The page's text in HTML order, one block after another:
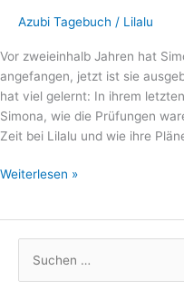
Azubi Tagebuch / Lilalu
Vor zweieinhalb Jahren hat
angefangen, jetzt ist sie
hat viel gelernt: In ihrem
Simona, wie die Prüfungen
Zeit bei Lilalu und wie ihre
Weiterlesen »